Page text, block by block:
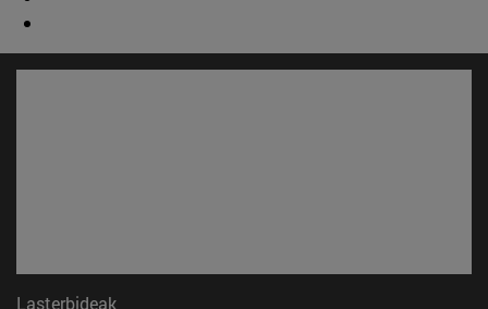
Lasterbideak